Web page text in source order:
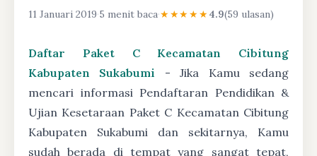
11 Januari 2019·5 menit baca·★★★★★4.9(59 ulasan)
Daftar Paket C Kecamatan Cibitung
Kabupaten Sukabumi - Jika Kamu sedang
mencari informasi Pendaftaran Pendidikan &
Ujian Kesetaraan Paket C Kecamatan Cibitung
Kabupaten Sukabumi dan sekitarnya, Kamu
sudah berada di tempat yang sangat tepat,